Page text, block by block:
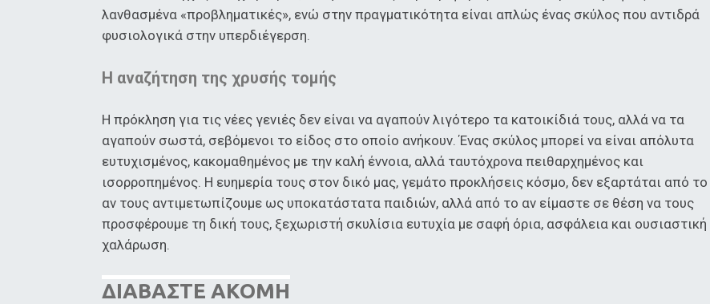
λανθασμένα «προβληματικές», ενώ στην πραγματικότητα είναι απλώς ένας σκύλος που αντιδρά
φυσιολογικά στην υπερδιέγερση.
Η αναζήτηση της χρυσής τομής
Η πρόκληση για τις νέες γενιές δεν είναι να αγαπούν λιγότερο τα κατοικίδιά τους, αλλά να τα
αγαπούν σωστά, σεβόμενοι το είδος στο οποίο ανήκουν. Ένας σκύλος μπορεί να είναι απόλυτα
ευτυχισμένος, κακομαθημένος με την καλή έννοια, αλλά ταυτόχρονα πειθαρχημένος και
ισορροπημένος. Η ευημερία τους στον δικό μας, γεμάτο προκλήσεις κόσμο, δεν εξαρτάται από το
αν τους αντιμετωπίζουμε ως υποκατάστατα παιδιών, αλλά από το αν είμαστε σε θέση να τους
προσφέρουμε τη δική τους, ξεχωριστή σκυλίσια ευτυχία με σαφή όρια, ασφάλεια και ουσιαστική
χαλάρωση.
ΔΙΑΒΑΣΤΕ ΑΚΟΜΗ